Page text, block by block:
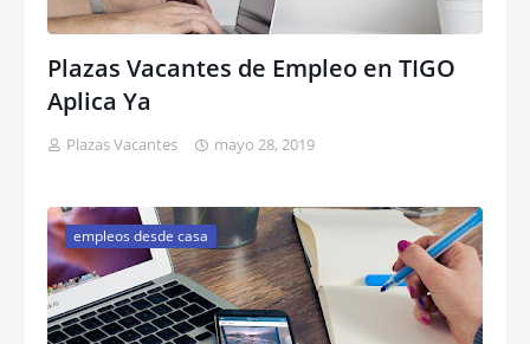
Plazas Vacantes de Empleo en TIGO
Aplica Ya
Plazas Vacantes mayo 28, 2019
empleos desde casa